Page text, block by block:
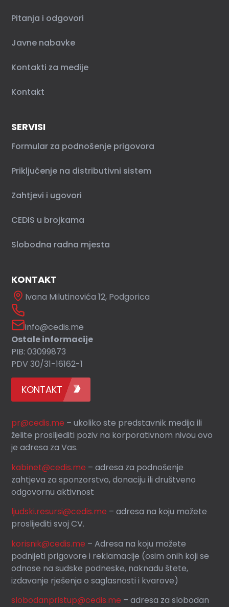
Pitanja i odgovori
Javne nabavke
Kontakti za medije
Kontakt
SERVISI
Formular za podnošenje prigovora
Priključenje na distributivni sistem
Zahtjevi i ugovori
CEDIS u brojkama
Slobodna radna mjesta
KONTAKT
Ivana Milutinovića 12, Podgorica
info@cedis.me
Ostale informacije
PIB: 03099873
PDV 30/31-16162-1
KONTAKT
pr@cedis.me – ukoliko ste predstavnik medija ili
želite proslijediti poziv na korporativnom nivou ovo
je adresa za Vas.
kabinet@cedis.me –adresa za podnošenje
zahtjeva za sponzorstvo, donaciju ili društveno
odgovornu aktivnost
ljudski.resursi@cedis.me – adresa na koju možete
proslijediti svoj CV.
korisnik@cedis.me – Adresa na koju možete
podnijeti prigovore i reklamacije (osim onih koji se
odnose na sudske podneske, naknadu štete,
izdavanje rješenja o saglasnosti i kvarove)
slobodanpristup@cedis.me – adresa za slobodan